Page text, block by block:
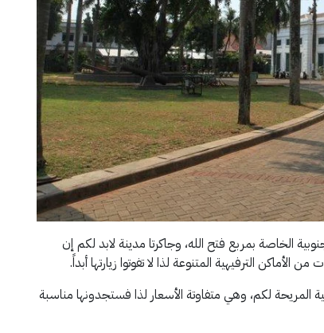
الخاصة بمربع فتح الله، وجاكرتا مدينة لابد لكم إن
الترفيهية المتنوعة لذا لا تفوتوا زيارتها أبداً.
المريحة لكم، وهي متفاوتة الأسعار لذا فستجدونها مناسبة